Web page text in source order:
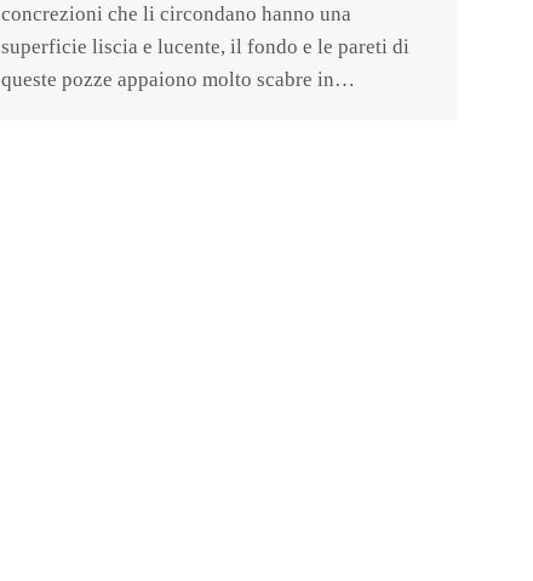
concrezioni che li circondano hanno una
superficie liscia e lucente, il fondo e le pareti di
queste pozze appaiono molto scabre in…